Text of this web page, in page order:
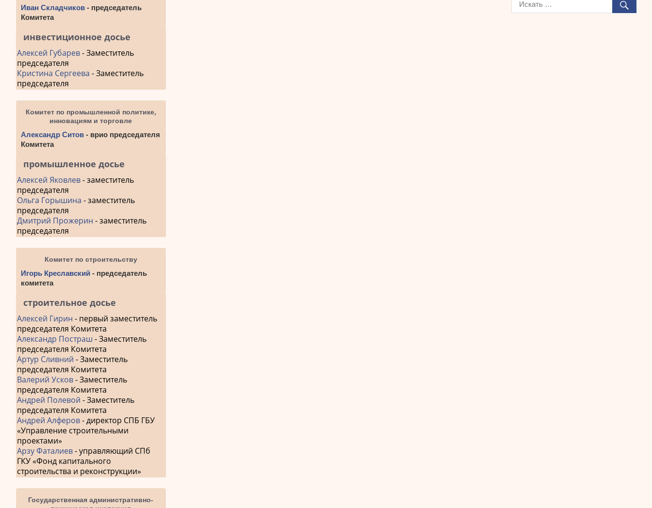
Иван Складчиков - председатель
Комитета
инвестиционное досье
Алексей Губарев- Заместитель
председателя
Кристина Сергеева - Заместитель
председателя
Комитет по промышленной политике,
инновациям и торговле
Александр Ситов - врио председателя
Комитета
промышленное досье
Алексей Яковлев- заместитель
председателя
Ольга Горышина - заместитель
председателя
Дмитрий Прожерин - заместитель
председателя
Комитет по строительству
Игорь Креславский - председатель
комитета
строительное досье
Алексей Гирин - первый заместитель
председателя Комитета
Александр Постраш - Заместитель
председателя Комитета
Артур Сливний - Заместитель
председателя Комитета
Валерий Усков- Заместитель
председателя Комитета
Андрей Полевой - Заместитель
председателя Комитета
Андрей Алферов- директор СПБ ГБУ
«Управление строительными
проектами»
Арзу Фаталиев- управляющий СПб
ГКУ «Фонд капитального
строительства и реконструкции»
Государственная административно-
в